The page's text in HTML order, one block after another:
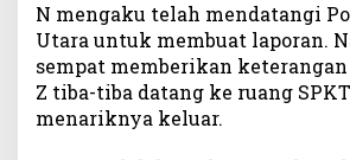
I
s
r
N mengaku telah mendatangi
Utara untuk membuat laporan.
sempat memberikan
Z tiba-tiba datang ke ruang
menariknya keluar.